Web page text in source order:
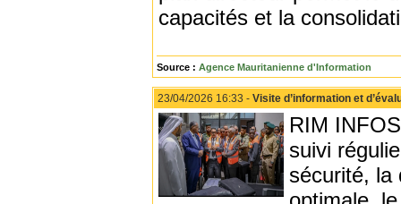
capacités et la
Source : Agence Mauritanienne d'Information
23/04/2026 16:33 - Visite d’information et
RIM
suivi
sécurité, la